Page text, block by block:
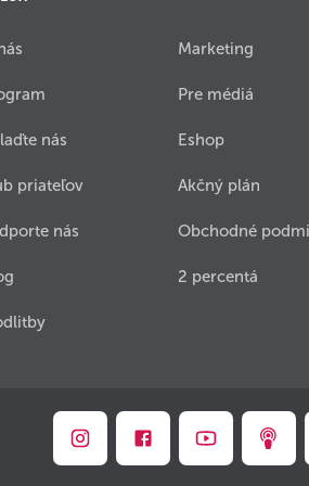
nás
priateľov
nás
Marketing
Pre médiá
Eshop
Akčný plán
Obchodné
2 percentá